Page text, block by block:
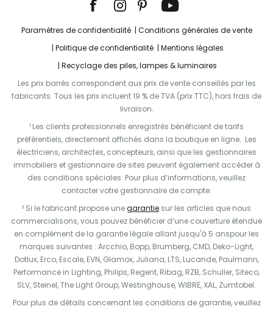
Paramètres de confidentialité
Conditions générales de vente
Politique de confidentialité
Mentions légales
Recyclage des piles, lampes & luminaires
Les prix barrés correspondent aux prix de vente conseillés par les
fabricants. Tous les prix incluent 19 % de TVA (prix TTC), hors frais de
livraison.
¹ Les clients professionnels enregistrés bénéficient de tarifs
préférentiels, directement affichés dans la boutique en ligne. Les
électriciens, architectes, concepteurs, ainsi que les gestionnaires
immobiliers et gestionnaire de sites peuvent également accéder à
des conditions spéciales. Pour plus d’informations, veuillez
contacter votre gestionnaire de compte.
² Si le fabricant propose unegarantie sur les articles que nous
commercialisons, vous pouvez bénéficier d’une couverture étendue
en complément de la garantie légale allant jusqu'à 5 anspour les
marques suivantes : Arcchio, Bopp, Brumberg, CMD, Deko-Light,
Dotlux, Erco, Escale, EVN, Glamox, Juliana, LTS, Lucande, Paulmann,
Performance in Lighting, Philips, Regent, Ribag, RZB, Schuller, Siteco,
SLV, Steinel, The Light Group, Westinghouse, WIBRE, XAL, Zumtobel.
Pour plus de détails concernant les conditions de garantie, veuillez